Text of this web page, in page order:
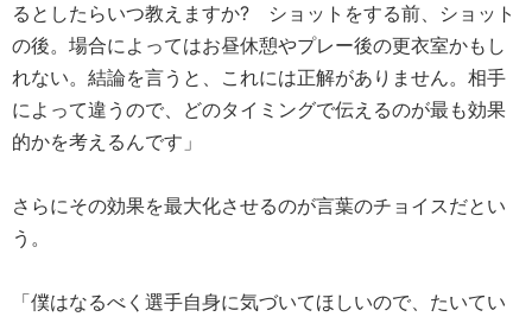
るとしたらいつ教えますか? ショットをする前、ショット
の後。場合によってはお昼休憩やプレー後の更衣室かもし
れない。結論を言うと、これには正解がありません。相手
によって違うので、どのタイミングで伝えるのが最も効果
的かを考えるんです」
さらにその効果を最大化させるのが言葉のチョイスだとい
う。
「僕はなるべく選手自身に気づいてほしいので、たいてい